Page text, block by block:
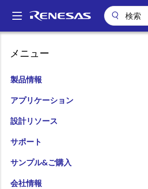
ン
Main
メニュー
製品情報
アプリケーション
設計リソース
サポート
サンプル&ご購入
会社情報
パ
ン
く
ず
AIモデル実装を簡単にするDRP-AI TVMのご紹介
AIモデル実装を簡
DRP-AI TVMのご紹
画
Kazutaka Kikuchi